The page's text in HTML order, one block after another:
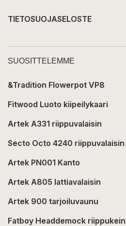
TIETOSUOJASELOSTE
SUOSITTELEMME
&Tradition Flowerpot VP8
Fitwood Luoto kiipeilykaari
Artek A331 riippuvalaisin
Secto Octo 4240 riippuvalaisin
Artek PN001 Kanto
Artek A805 lattiavalaisin
Artek 900 tarjoiluvaunu
Fatboy Headdemock